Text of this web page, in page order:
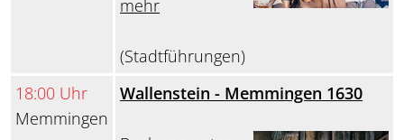
mehr
(Stadtführungen)
18:00 Uhr
Memmingen
Wallenstein - Memmingen 1630